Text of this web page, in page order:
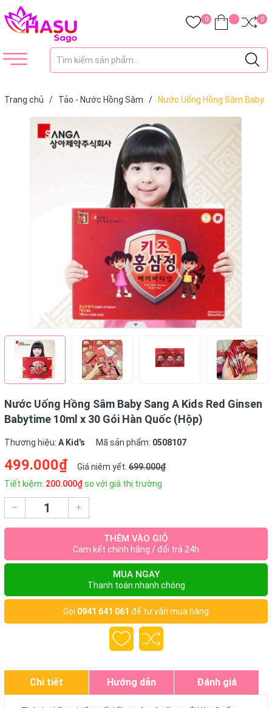
0 0
Trang chủ / Tảo - Nước Hồng Sâm /
Nước Uống Hồng Sâm Baby
Nước Uống Hồng Sâm Baby Sang A Kids Red Ginsen
Babytime 10ml x 30 Gói Hàn Quốc (Hộp)
Thương hiệu: A Kid's Mã sản phẩm: 0508107
499.000₫ Giá niêm yết: 699.000₫
Tiết kiệm: 200.000₫so với giá thị trường
– +
THÊM VÀO GIỎ
Cam kết chính hãng / đổi trả 24h
MUA NGAY
Thanh toán nhanh chóng
Gọi 0941 641 061 để tư vấn mua hàng
Chi tiết Hướng dẫn Đánh giá